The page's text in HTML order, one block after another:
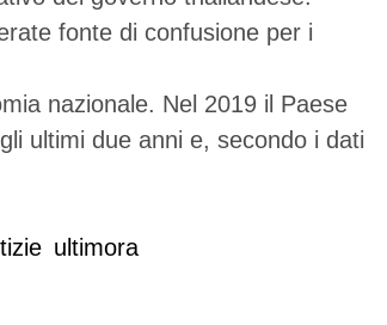
fonte di confusione per i
nazionale. Nel 2019 il Paese
ultimi due anni e, secondo i dati
ultimora